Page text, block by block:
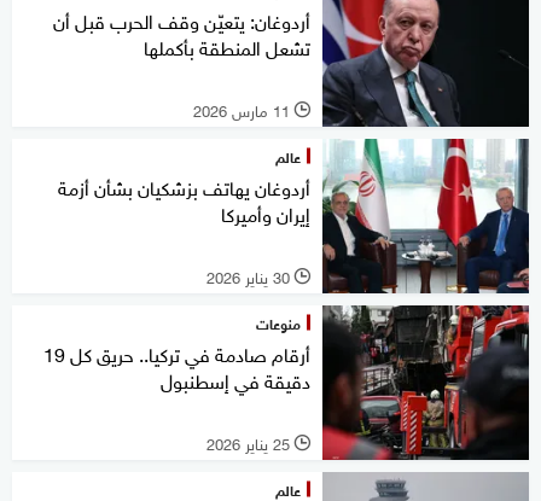
أردوغان: يتعيّن وقف الحرب قبل أن
تشعل المنطقة بأكملها
l 11 مارس 2026
عالم
أردوغان يهاتف بزشكيان بشأن أزمة
إيران وأميركا
l 30 يناير 2026
منوعات
أرقام صادمة في تركيا.. حريق كل 19
دقيقة في إسطنبول
l 25 يناير 2026
عالم